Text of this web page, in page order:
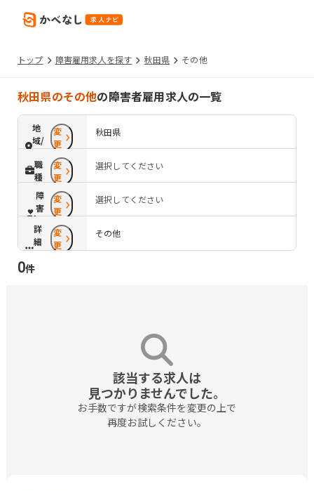
トップ 障害雇用求人を探す 秋田県 その他
秋田県のその他の障害者雇用求人の一覧
地
域/
路
線
変
更
秋田県
職
種
変
更
選択してください
障
害
配
慮
変
更
選択してください
詳
細
条
件
変
更
その他
0件
該当する求人は
見つかりませんでした。
お手数ですが検索条件を変更の上で
再度お試しください。